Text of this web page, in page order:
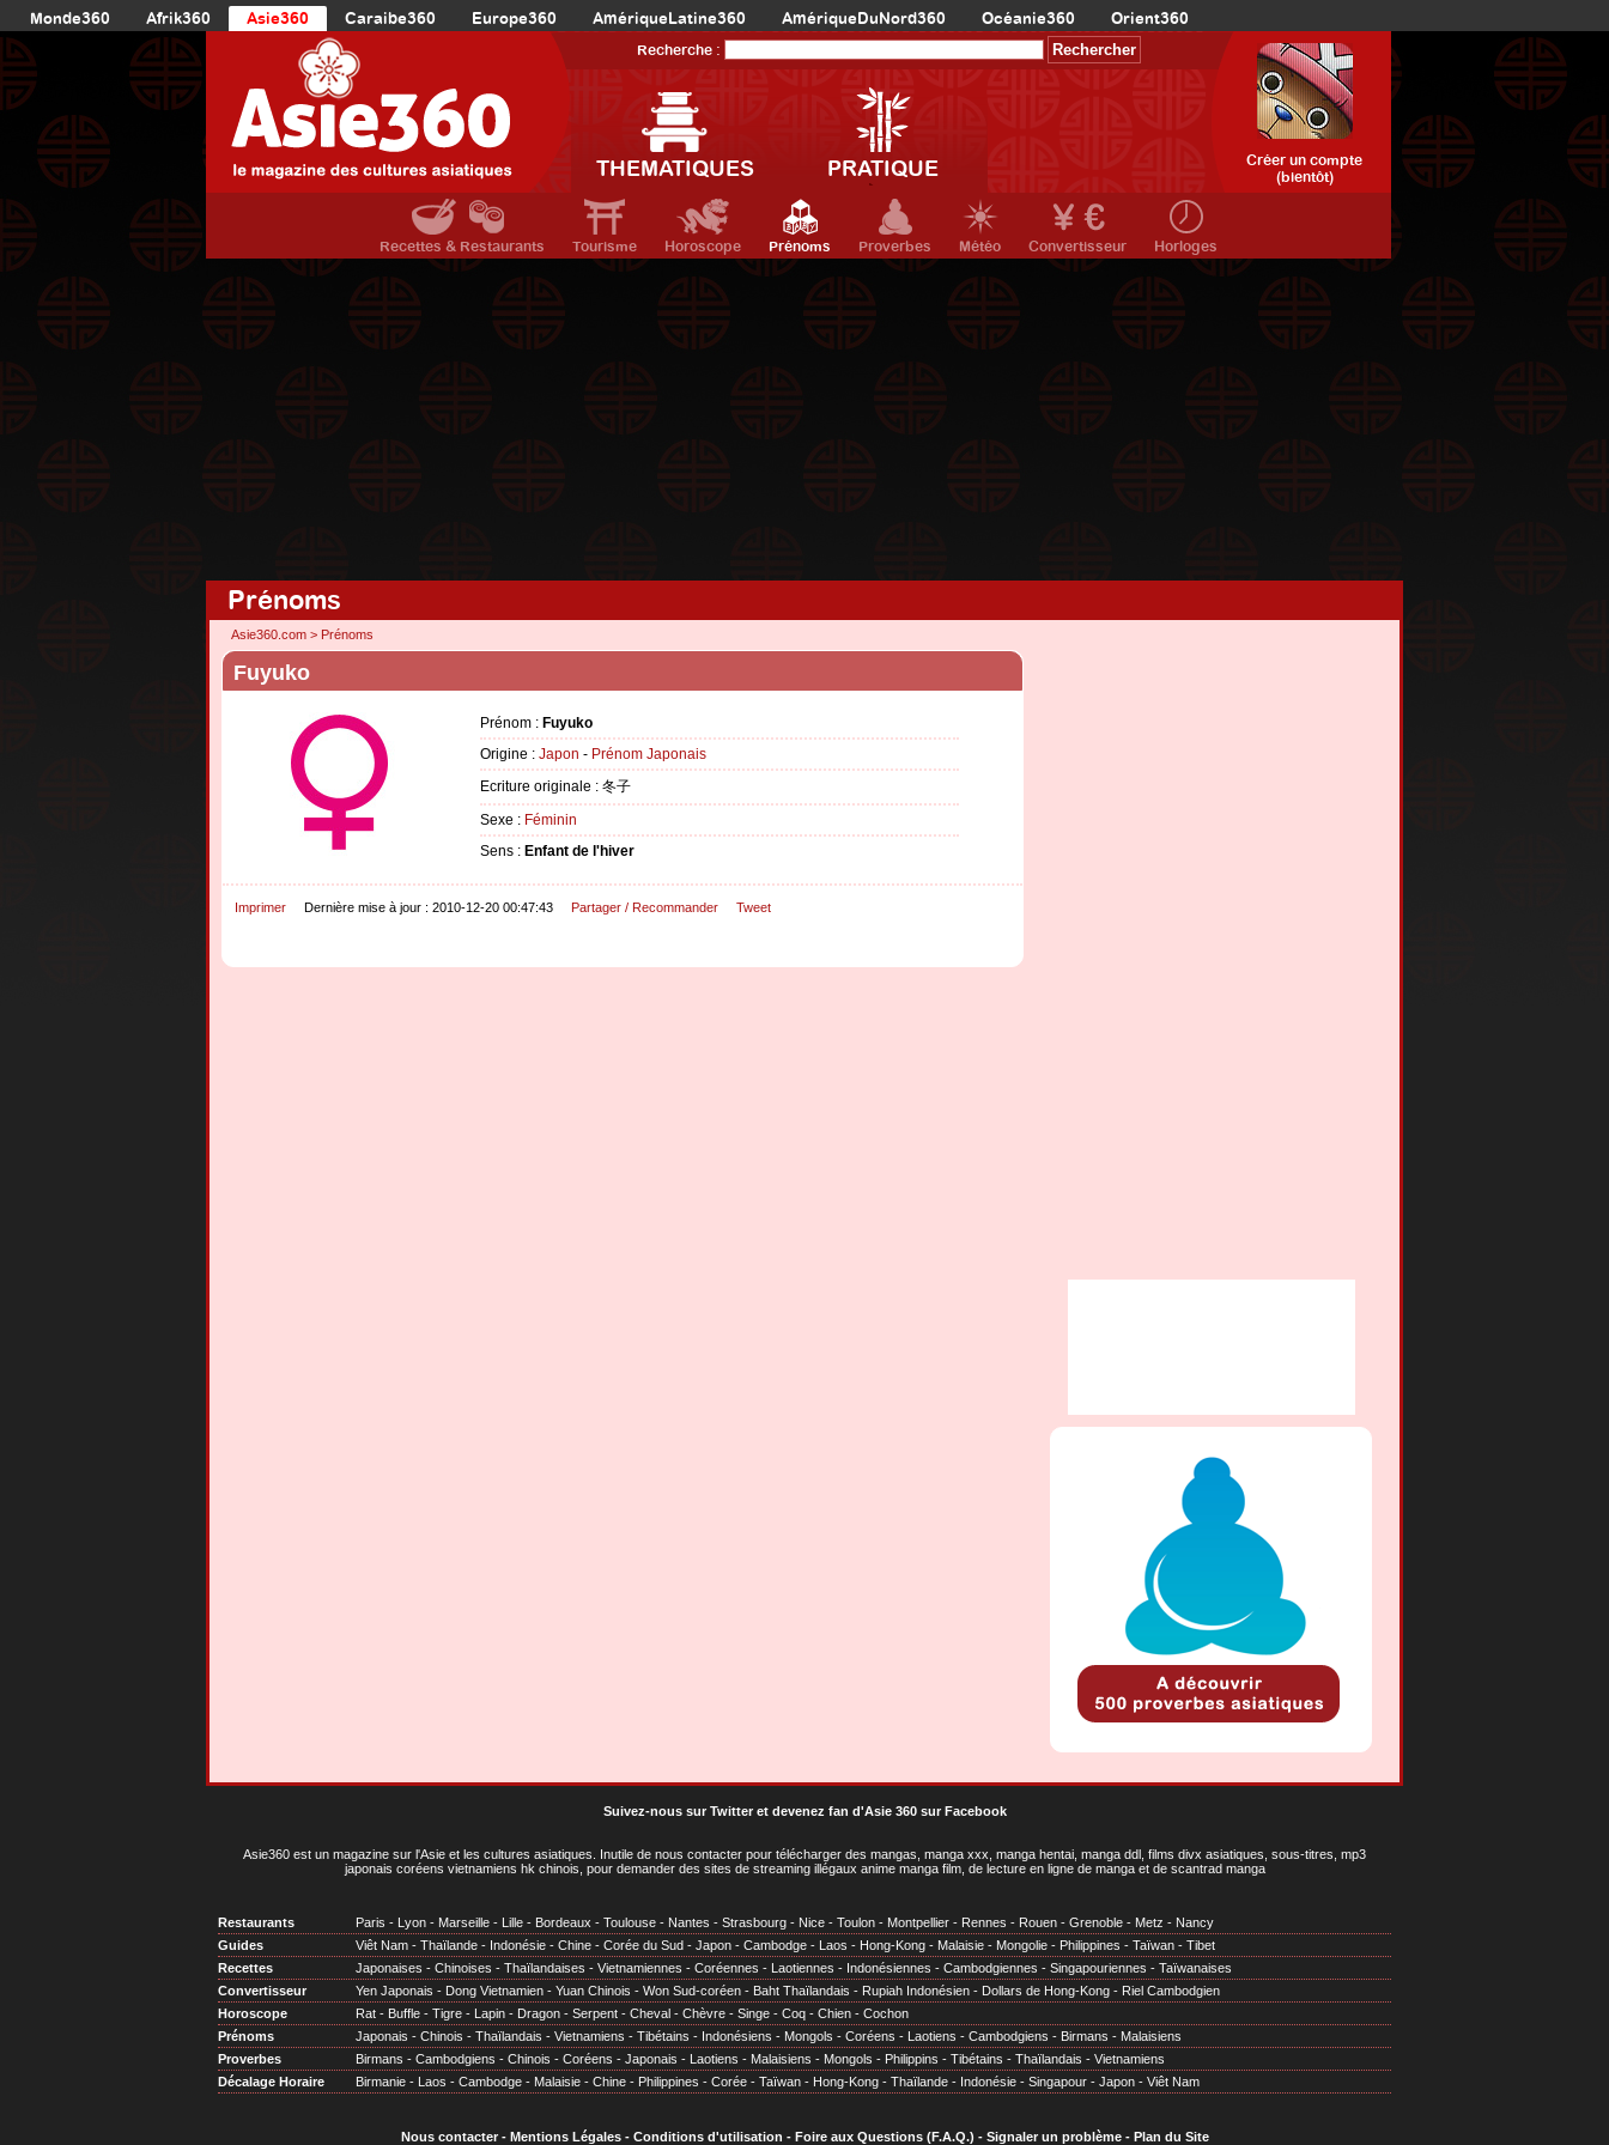
Monde360 Afrik360 Asie360 Caraibe360 Europe360 AmériqueLatine360 AmériqueDuNord360 Océanie360 Orient360
Recherche :
THEMATIQUES PRATIQUE
Créer un compte
(bientôt)
Recettes & Restaurants Tourisme Horoscope Prénoms Proverbes Météo Convertisseur Horloges
Prénoms
Asie360.com > Prénoms
Fuyuko
Prénom : Fuyuko
Origine : Japon - Prénom Japonais
Ecriture originale : 冬子
Sexe : Féminin
Sens : Enfant de l'hiver
Imprimer Dernière mise à jour : 2010-12-20 00:47:43 Partager / Recommander Tweet
Suivez-nous sur Twitteret devenez fan d'Asie 360 sur Facebook
Asie360 est un magazine sur l'Asie et les cultures asiatiques . Inutile de nous contacter pour télécharger des mangas, manga xxx, manga hentai, manga ddl, films divx asiatiques, sous-titres, mp3
japonais coréens vietnamiens hk chinois, pour demander des sites de streaming illégaux anime manga film, de lecture en ligne de manga et de scantrad manga
Restaurants Paris - Lyon - Marseille - Lille - Bordeaux - Toulouse - Nantes - Strasbourg - Nice - Toulon - Montpellier - Rennes - Rouen - Grenoble - Metz - Nancy
Guides
Viêt Nam - Thaïlande - Indonésie - Chine - Corée du Sud - Japon - Cambodge - Laos - Hong-Kong - Malaisie - Mongolie - Philippines - Taïwan - Tibet
Recettes
Japonaises - Chinoises - Thaïlandaises - Vietnamiennes - Coréennes - Laotiennes - Indonésiennes - Cambodgiennes - Singapouriennes - Taïwanaises
Convertisseur
Yen Japonais - Dong Vietnamien - Yuan Chinois - Won Sud-coréen - Baht Thaïlandais - Rupiah Indonésien - Dollars de Hong-Kong - Riel Cambodgien
Horoscope
Rat - Buffle - Tigre - Lapin - Dragon - Serpent - Cheval - Chèvre - Singe - Coq - Chien - Cochon
Prénoms
Japonais - Chinois - Thaïlandais - Vietnamiens - Tibétains - Indonésiens - Mongols - Coréens - Laotiens - Cambodgiens - Birmans - Malaisiens
Proverbes
Birmans - Cambodgiens - Chinois - Coréens - Japonais - Laotiens - Malaisiens - Mongols - Philippins - Tibétains - Thaïlandais - Vietnamiens
Décalage Horaire
Birmanie - Laos - Cambodge - Malaisie - Chine - Philippines - Corée - Taïwan - Hong-Kong - Thaïlande - Indonésie - Singapour - Japon - Viêt Nam
Nous contacter- Mentions Légales- Conditions d'utilisation - Foire aux Questions (F.A.Q.) - Signaler un problème- Plan du Site